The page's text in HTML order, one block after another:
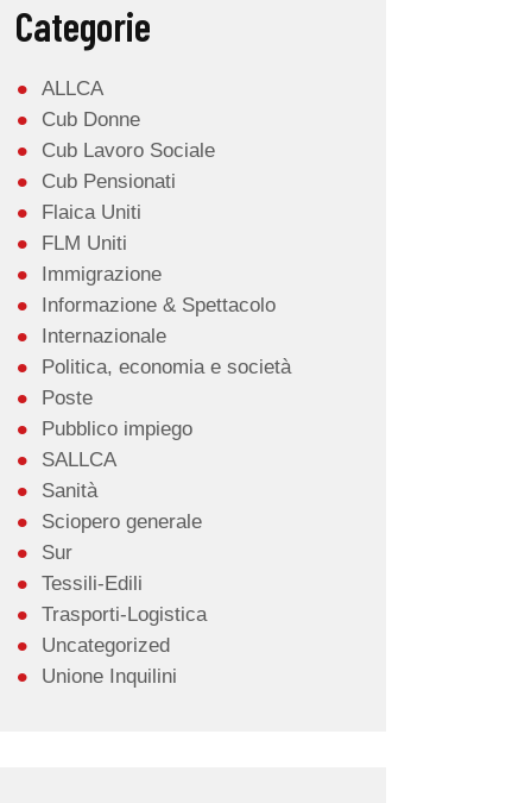
Categorie
ALLCA
Cub Donne
Cub Lavoro Sociale
Cub Pensionati
Flaica Uniti
FLM Uniti
Immigrazione
Informazione & Spettacolo
Internazionale
Politica, economia e società
Poste
Pubblico impiego
SALLCA
Sanità
Sciopero generale
Sur
Tessili-Edili
Trasporti-Logistica
Uncategorized
Unione Inquilini